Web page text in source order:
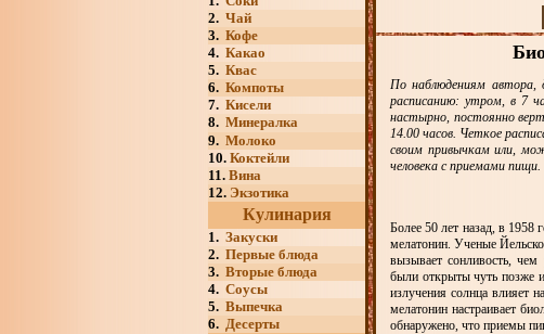
2. Чай
3. Кофе
4. Какао
5. Квас
6. Компоты
7. Кисели
8. Минералка
9. Молоко
10. Коктейли
11. Вина
12. Экзотика
Кулинария
1. Закуски
2. Первые блюда
3. Вторые блюда
4. Соусы
5. Выпечка
6. Десерты
По наблюдениям автора,
расписанию: утром, в 7
настырно, постоянно
14.00 часов. Четкое
своим привычкам или,
человека с приемами пищи.
Более 50 лет назад, в 1958
мелатонин. Ученые
вызывает сонливость,
были открыты чуть позже и
излучения солнца влияет
мелатонин настраивает
обнаружено, что приемы